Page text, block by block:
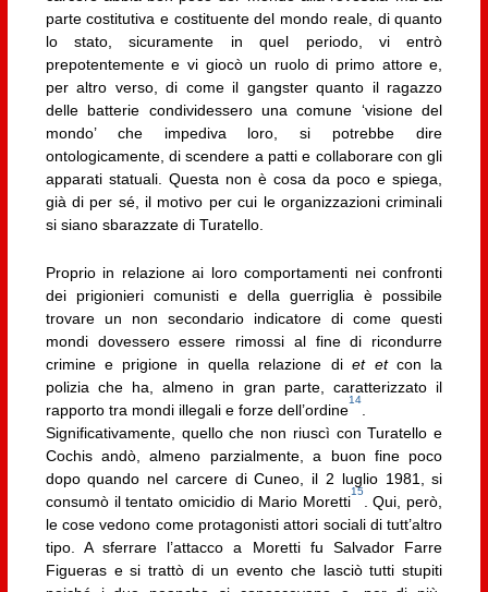
parte costitutiva e costituente del mondo reale, di quanto
lo stato, sicuramente in quel periodo, vi entrò
prepotentemente e vi giocò un ruolo di primo attore e,
per altro verso, di come il gangster quanto il ragazzo
delle batterie condividessero una comune ‘visione del
mondo’ che impediva loro, si potrebbe dire
ontologicamente, di scendere a patti e collaborare con gli
apparati statuali. Questa non è cosa da poco e spiega,
già di per sé, il motivo per cui le organizzazioni criminali
si siano sbarazzate di Turatello.
Proprio in relazione ai loro comportamenti nei confronti
dei prigionieri comunisti e della guerriglia è possibile
trovare un non secondario indicatore di come questi
mondi dovessero essere rimossi al fine di ricondurre
crimine e prigione in quella relazione diet etcon la
polizia che ha, almeno in gran parte, caratterizzato il
rapporto tra mondi illegali e forze dell’ordine
14
Significativamente, quello che non riuscì con Turatello e
Cochis andò, almeno parzialmente, a buon fine poco
dopo quando nel carcere di Cuneo, il 2 luglio 1981, si
consumò il tentato omicidio di Mario Moretti
15
. Qui, però,
le cose vedono come protagonisti attori sociali di tutt’altro
tipo. A sferrare l’attacco a Moretti fu Salvador Farre
Figueras e si trattò di un evento che lasciò tutti stupiti